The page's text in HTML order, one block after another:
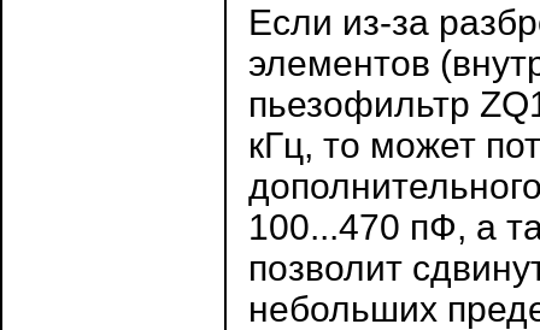
Если из-за
элементов
пьезофильтр
кГц, то может
100...470 пФ, а
позволит
небольших